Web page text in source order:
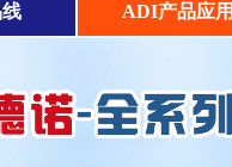
ADI产品应用